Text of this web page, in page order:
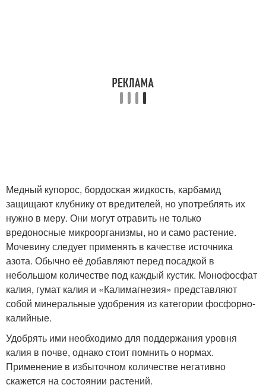
Медный купорос, бордоская жидкость, карбамид
защищают клубнику от вредителей, но употреблять их
нужно в меру. Они могут отравить не только
вредоносные микроорганизмы, но и само растение.
Мочевину следует применять в качестве источника
азота. Обычно её добавляют перед посадкой в
небольшом количестве под каждый кустик. Монофосфат
калия, гумат калия и «Калимагнезия» представляют
собой минеральные удобрения из категории фосфорно-
калийные.
Удобрять ими необходимо для поддержания уровня
калия в почве, однако стоит помнить о нормах.
Применение в избыточном количестве негативно
скажется на состоянии растений.